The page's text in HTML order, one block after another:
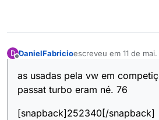
D DanielFabricioescreveu em 11 de
última edição por
as usadas pela vw em
passat turbo eram né. 76
[snapback]252340[/snapback]